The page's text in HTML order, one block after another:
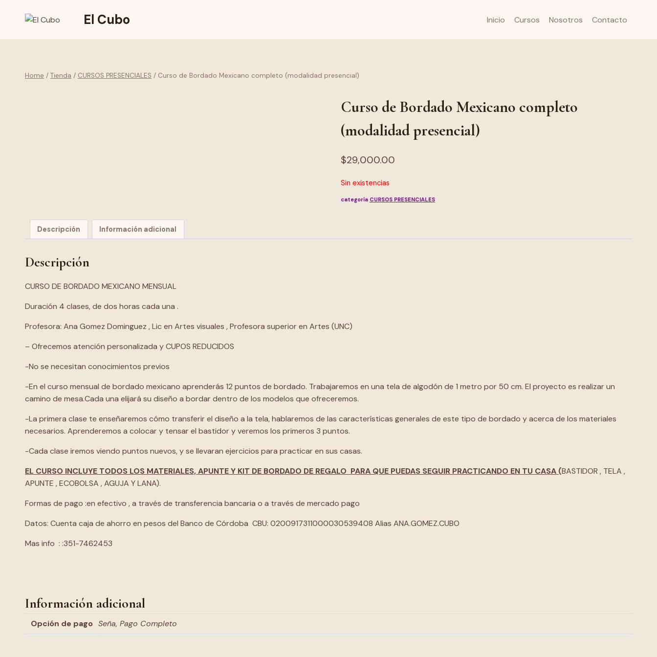
El Cubo Inicio Cursos Nosotros Contacto
Home / Tienda / CURSOS PRESENCIALES / Curso de Bordado Mexicano completo (modalidad presencial)
Curso de Bordado Mexicano completo
(modalidad presencial)
$29,000.00
Sin existencias
categoría CURSOS PRESENCIALES
Descripción Información adicional
Descripción
CURSO DE BORDADO MEXICANO MENSUAL
Duración 4 clases, de dos horas cada una .
Profesora: Ana Gomez Dominguez , Lic en Artes visuales , Profesora superior en Artes (UNC)
– Ofrecemos atención personalizada y CUPOS REDUCIDOS
-No se necesitan conocimientos previos
-En el curso mensual de bordado mexicano aprenderás 12 puntos de bordado. Trabajaremos en una tela de algodón de 1 metro por 50 cm. El proyecto es realizar un
camino de mesa.Cada una elijará su diseño a bordar dentro de los modelos que ofreceremos.
-La primera clase te enseñaremos cómo transferir el diseño a la tela, hablaremos de las características generales de este tipo de bordado y acerca de los materiales
necesarios. Aprenderemos a colocar y tensar el bastidor y veremos los primeros 3 puntos.
-Cada clase iremos viendo puntos nuevos, y se llevaran ejercicios para practicar en sus casas.
EL CURSO INCLUYE TODOS LOS MATERIALES, APUNTE Y KIT DE BORDADO DE REGALO PARA QUE PUEDAS SEGUIR PRACTICANDO EN TU CASA (BASTIDOR , TELA ,
APUNTE , ECOBOLSA , AGUJA Y LANA).
Formas de pago :en efectivo , a través de transferencia bancaria o a través de mercado pago
Datos: Cuenta caja de ahorro en pesos del Banco de Córdoba CBU: 0200917311000030539408 Alias ANA.GOMEZ.CUBO
Mas info : :351-7462453
Información adicional
Opción de pago Seña, Pago Completo